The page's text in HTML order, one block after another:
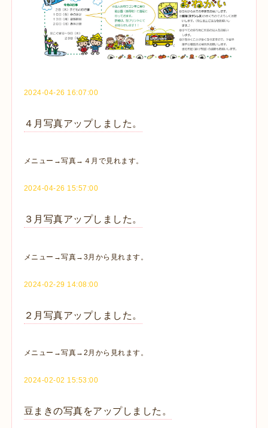
2024-04-26 16:07:00
４月写真アップしました。
メニュー→写真→４月で見れます。
2024-04-26 15:57:00
３月写真アップしました。
メニュー→写真→3月から見れます。
2024-02-29 14:08:00
２月写真アップしました。
メニュー→写真→2月から見れます。
2024-02-02 15:53:00
豆まきの写真をアップしました。